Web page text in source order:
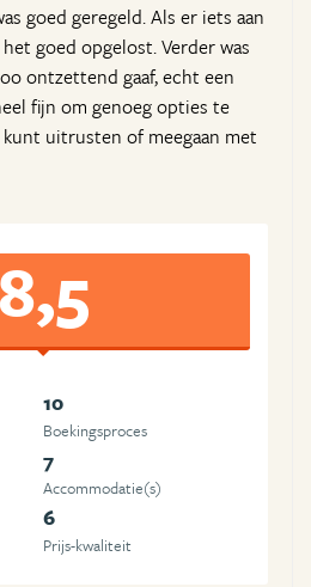
goed geregeld. Als er iets aan
goed opgelost. Verder was
ontzettend gaaf, echt een
fijn om genoeg opties te
uitrusten of meegaan met
8,5
10
Boekingsproces
7
Accommodatie(s)
6
Prijs-kwaliteit